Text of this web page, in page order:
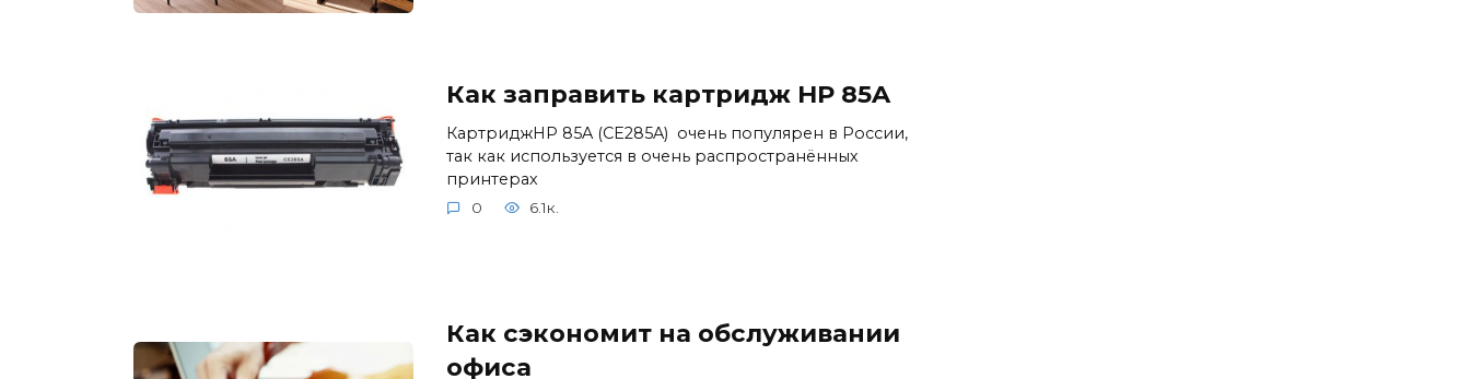
Как заправить картридж HP 85A
КартриджHP 85A (CE285A) очень популярен в России,
так как используется в очень распространённых
принтерах
0 6.1к.
Как сэкономит на обслуживании
офиса